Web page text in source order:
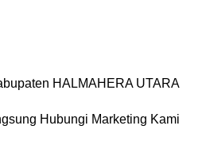
HALMAHERA UTARA
Hubungi Marketing Kami